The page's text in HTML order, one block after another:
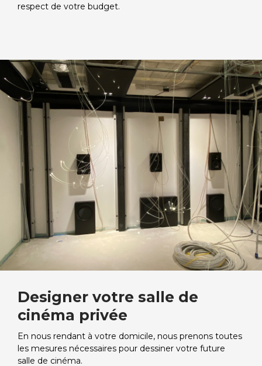
respect de votre budget.
Designer votre salle de
cinéma privée
En nous rendant à votre domicile, nous prenons toutes
les mesures nécessaires pour dessiner votre future
salle de cinéma.